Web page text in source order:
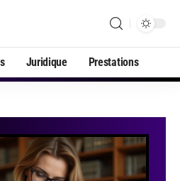
Juridique Prestations